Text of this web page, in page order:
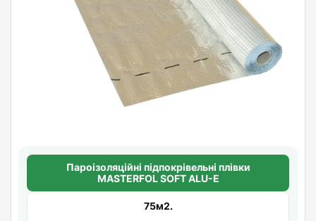
Пароізоляційні підпокрівельні плівки
MASTERFOL SOFT ALU-Е
75м2.